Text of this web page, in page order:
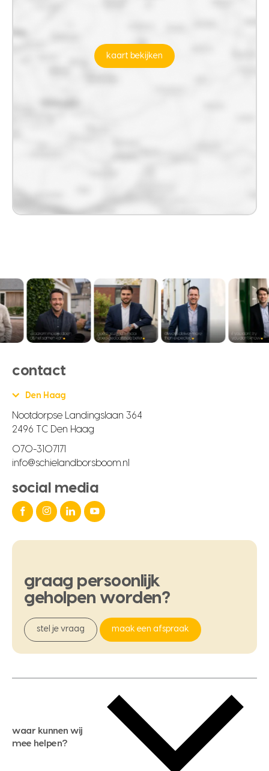
kaart bekijken
contact
Den Haag
Nootdorpse Landingslaan 364
2496 TC Den Haag
070-3107171
info@schielandborsboom.nl
social media
graag persoonlijk
geholpen worden?
stel je vraag maak een afspraak
waar kunnen wij
mee helpen?